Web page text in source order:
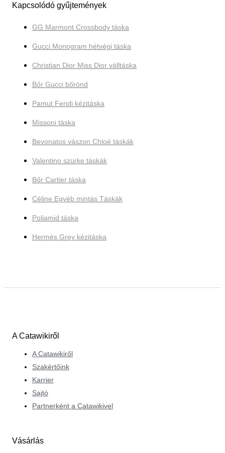
Kapcsolódó gyűjtemények
GG Marmont Crossbody táska
Gucci Monogram hétvégi táska
Christian Dior Miss Dior válltáska
Bőr Gucci bőrönd
Pamut Fendi kézitáska
Missoni táska
Bevonatos vászon Chloé táskák
Valentino szürke táskák
Bőr Cartier táska
Céline Egyéb mintás Táskák
Poliamid táska
Hermès Grey kézitáska
A Catawikiről
A Catawikiről
Szakértőink
Karrier
Sajtó
Partnerként a Catawikivel
Vásárlás